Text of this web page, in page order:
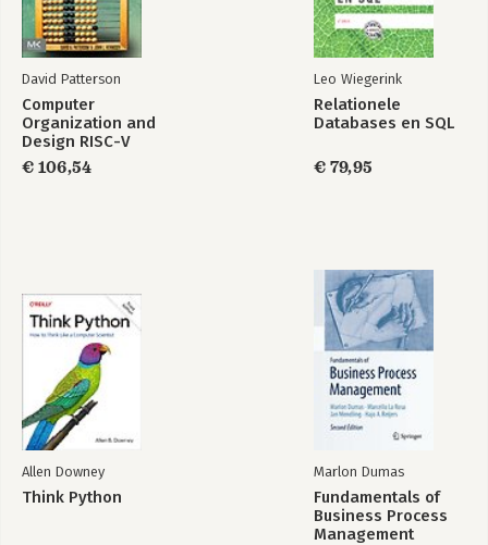
12 Use case2.0
13 Niet-functionele requirements
Deel IV Requirementstechnieken
15 Requirements Developmenttechnieken
16 Elicitatietechnieken
17 Analysetechnieken
18 Specificatietechnieken
Begrippenlijst
Geraadpleegde literatuur
David Patterson
Computer
Organization and
Design RISC-V
Edition
€ 106,54
Leo Wiegerink
Relationele
Databases en SQL
€ 79,95
Allen Downey
Think Python
Marlon Dumas
Fundamentals of
Business Process
Management